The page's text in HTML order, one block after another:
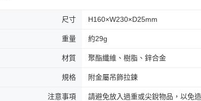
尺寸 H160×W230×D25mm
重量 約29g
材質 聚酯纖維、樹脂、鋅合金
規格 附金屬吊飾拉鍊
注意事項
請避免放入過重或尖銳物品，以免